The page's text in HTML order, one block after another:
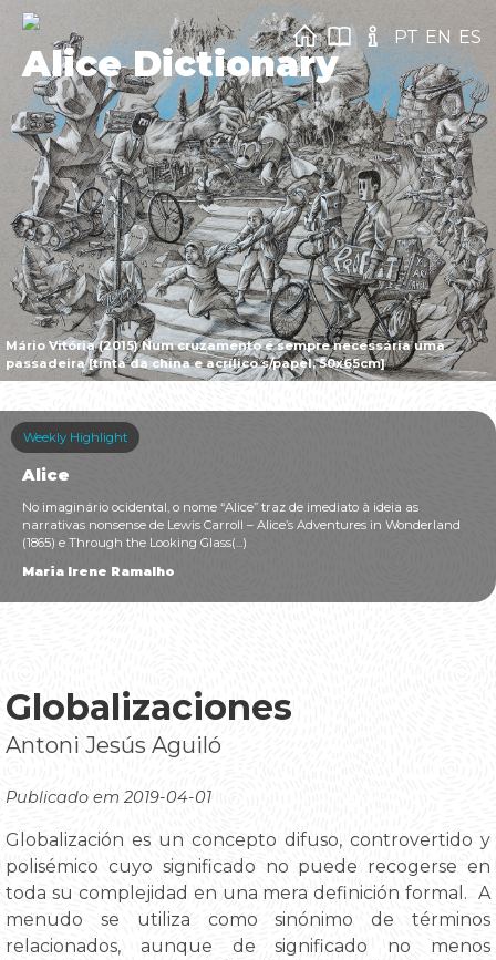
Mário Vitória (2015) Num cruzamento é sempre necessária uma
passadeira [tinta da china e acrílico s/papel, 50x65cm]
Alice Dictionary
PT EN ES
Weekly Highlight
Alice
No imaginário ocidental, o nome “Alice” traz de imediato à ideia as
narrativas nonsense de Lewis Carroll – Alice’s Adventures in Wonderland
(1865) e Through the Looking Glass(...)
Maria Irene Ramalho
Globalizaciones
Antoni Jesús Aguiló
Publicado em 2019-04-01
Globalización es un concepto difuso, controvertido y
polisémico cuyo significado no puede recogerse en
toda su complejidad en una mera definición formal. A
menudo se utiliza como sinónimo de términos
relacionados, aunque de significado no menos